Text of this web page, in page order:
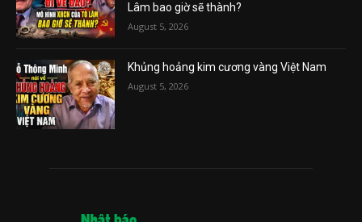
Lâm bao giờ sẽ thành?
August 5, 2026
Khủng hoảng kim cương vàng Việt Nam
August 5, 2026